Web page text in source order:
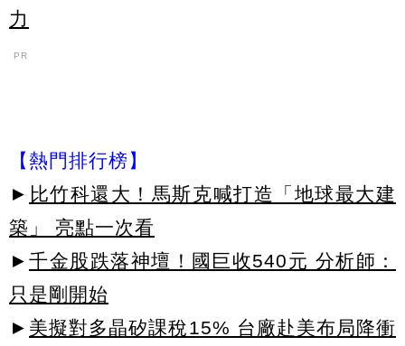
力
PR
【熱門排行榜】
► 比竹科還大！馬斯克喊打造「地球最大建
築」 亮點一次看
► 千金股跌落神壇！國巨收540元 分析師：
只是剛開始
► 美擬對多晶矽課稅15% 台廠赴美布局降衝